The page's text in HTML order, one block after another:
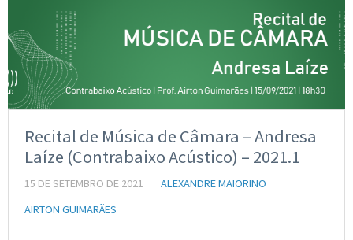
Recital de Música de Câmara – Andresa
Laíze (Contrabaixo Acústico) – 2021.1
15 DE SETEMBRO DE 2021
ALEXANDRE MAIORINO
AIRTON GUIMARÃES